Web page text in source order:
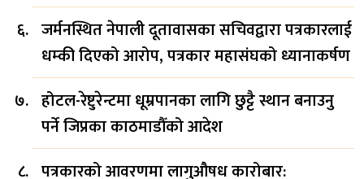
जर्मनस्थित नेपाली दूतावासका सचिवद्वारा पत्रकारलाई
धम्की दिएको आरोप, पत्रकार महासंघको ध्यानाकर्षण
होटल-रेष्टुरेन्टमा धूम्रपानका लागि छुट्टै स्थान बनाउनु
पर्ने जिप्रका काठमाडौँको आदेश
पत्रकारको आवरणमा लागुऔषध कारोबार: